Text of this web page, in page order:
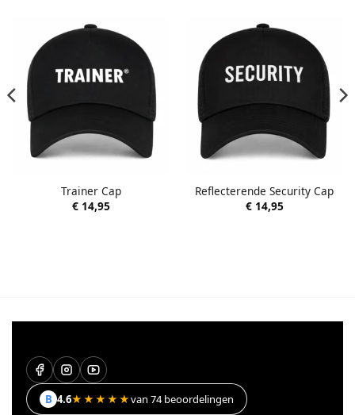
Trainer Cap
€14,95
Reflecterende Security Cap
€14,95
B 4.6★★★★★van 74 beoordelingen